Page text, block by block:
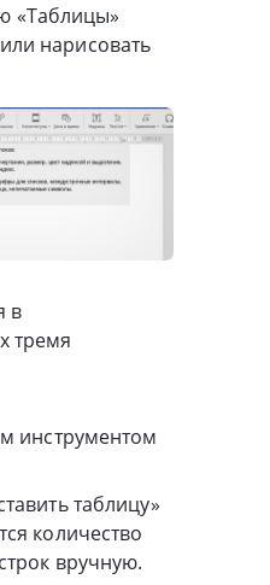
«Таблицы»
нарисовать
в
тремя
инструментом
таблицу»
количество
вручную.